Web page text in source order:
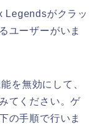
Legendsがクラッ
ユーザーがいま
を無効にして、
てください。ゲ
の手順で行いま